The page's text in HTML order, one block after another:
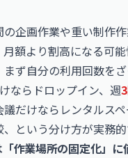
企画作業や重い制作
月額より割高になる可
まず自分の利用回数を
ならドロップイン、週
だけならレンタルス
という分け方が実務的
作業場所の固定化」に